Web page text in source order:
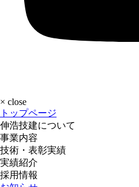
× close
トップページ
伸浩技建について
事業内容
技術・表彰実績
実績紹介
採用情報